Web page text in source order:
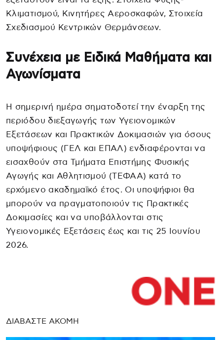
Κλιματισμού, Κινητήρες Αεροσκαφών, Στοιχεία
Σχεδιασμού Κεντρικών Θερμάνσεων.
Συνέχεια με Ειδικά Μαθήματα και
Αγωνίσματα
Η σημερινή ημέρα σηματοδοτεί την έναρξη της
περιόδου διεξαγωγής των Υγειονομικών
Εξετάσεων και Πρακτικών Δοκιμασιών για όσους
υποψήφιους (ΓΕΛ και ΕΠΑΛ) ενδιαφέρονται να
εισαχθούν στα Τμήματα Επιστήμης Φυσικής
Αγωγής και Αθλητισμού (ΤΕΦΑΑ) κατά το
ερχόμενο ακαδημαϊκό έτος. Οι υποψήφιοι θα
μπορούν να πραγματοποιούν τις Πρακτικές
Δοκιμασίες και να υποβάλλονται στις
Υγειονομικές Εξετάσεις έως και τις 25 Ιουνίου
2026.
ΔΙΑΒΑΣΤΕ ΑΚΟΜΗ